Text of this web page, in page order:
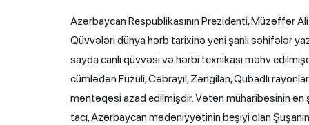
Azərbaycan Respublikasının Prezidenti, Müzəffər
Qüvvələri dünya hərb tarixinə yeni şanlı səhifələr
sayda canlı qüvvəsi və hərbi texnikası məhv
cümlədən Füzuli, Cəbrayıl, Zəngilan, Qubadlı
məntəqəsi azad edilmişdir. Vətən müharibəsinin ən
tacı, Azərbaycan mədəniyyətinin beşiyi olan